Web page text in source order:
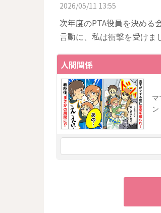
2026/05/11 13:55
次年度のPTA役員を決める
言動に、私は衝撃を受けま
人間関係